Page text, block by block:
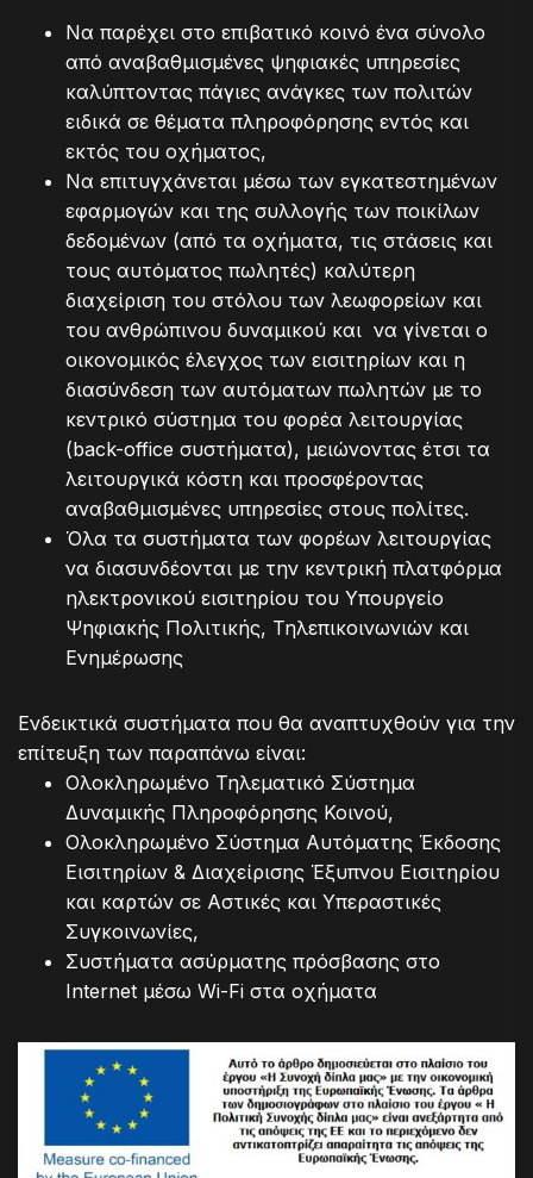
Να παρέχει στο επιβατικό κοινό ένα σύνολο
από αναβαθμισμένες ψηφιακές υπηρεσίες
καλύπτοντας πάγιες ανάγκες των πολιτών
ειδικά σε θέματα πληροφόρησης εντός και
εκτός του οχήματος,
Να επιτυγχάνεται μέσω των εγκατεστημένων
εφαρμογών και της συλλογής των ποικίλων
δεδομένων (από τα οχήματα, τις στάσεις και
τους αυτόματος πωλητές) καλύτερη
διαχείριση του στόλου των λεωφορείων και
του ανθρώπινου δυναμικού και να γίνεται ο
οικονομικός έλεγχος των εισιτηρίων και η
διασύνδεση των αυτόματων πωλητών με το
κεντρικό σύστημα του φορέα λειτουργίας
(back-office συστήματα), μειώνοντας έτσι τα
λειτουργικά κόστη και προσφέροντας
αναβαθμισμένες υπηρεσίες στους πολίτες.
Όλα τα συστήματα των φορέων λειτουργίας
να διασυνδέονται με την κεντρική πλατφόρμα
ηλεκτρονικού εισιτηρίου του Υπουργείο
Ψηφιακής Πολιτικής, Τηλεπικοινωνιών και
Ενημέρωσης
Ενδεικτικά συστήματα που θα αναπτυχθούν για την
επίτευξη των παραπάνω είναι:
Ολοκληρωμένο Τηλεματικό Σύστημα
Δυναμικής Πληροφόρησης Κοινού,
Ολοκληρωμένο Σύστημα Αυτόματης Έκδοσης
Εισιτηρίων & Διαχείρισης Έξυπνου Εισιτηρίου
και καρτών σε Αστικές και Υπεραστικές
Συγκοινωνίες,
Συστήματα ασύρματης πρόσβασης στο
Internet μέσω Wi-Fi στα οχήματα